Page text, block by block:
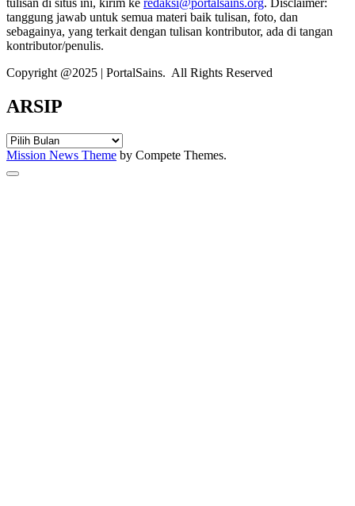
tulisan di situs ini, kirim ke redaksi@portalsains.org. Disclaimer:
tanggung jawab untuk semua materi baik tulisan, foto, dan
sebagainya, yang terkait dengan tulisan kontributor, ada di tangan
kontributor/penulis.
Copyright @2025 | PortalSains. All Rights Reserved
ARSIP
ARSIP
Mission News Theme by Compete Themes.
Scroll